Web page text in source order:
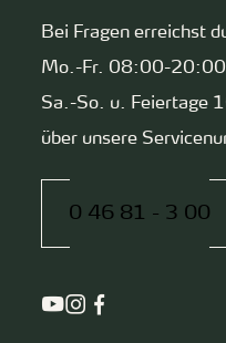
Bei Fragen erreichst
Mo.-Fr. 08:00-20:00
Sa.-So. u. Feiertage
über unsere
0 46 81 - 3 00